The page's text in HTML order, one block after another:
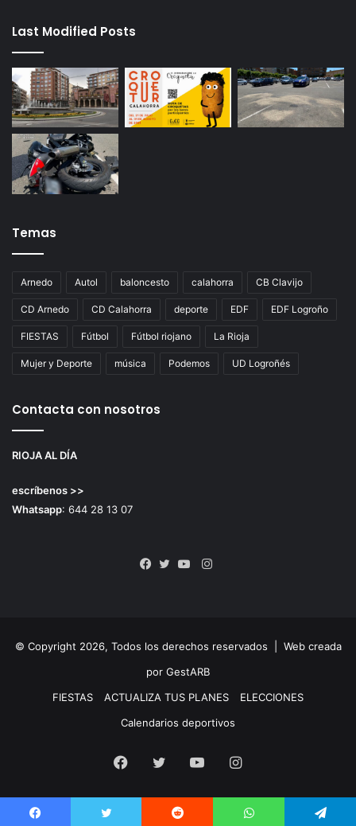
Last Modified Posts
Temas
Arnedo Autol baloncesto calahorra CB Clavijo
CD Arnedo CD Calahorra deporte EDF EDF Logroño
FIESTAS Fútbol Fútbol riojano La Rioja
Mujer y Deporte música Podemos UD Logroñés
Contacta con nosotros
RIOJA AL DÍA
escríbenos >>
Whatsapp: 644 28 13 07
Instagram
© Copyright 2026, Todos los derechos reservados | Web creada
por GestARB
FIESTAS
ACTUALIZA TUS PLANES
ELECCIONES
Calendarios deportivos
Facebook
Twitter YouTubeInstagram